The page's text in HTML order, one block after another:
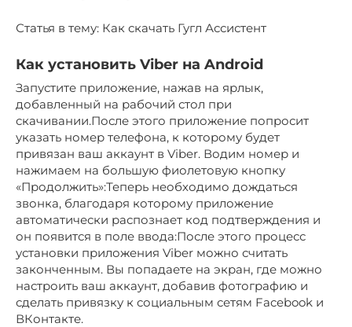
Статья в тему: Как скачать Гугл Ассистент
Как установить Viber на Android
Запустите приложение, нажав на ярлык,
добавленный на рабочий стол при
скачивании.После этого приложение попросит
указать номер телефона, к которому будет
привязан ваш аккаунт в Viber. Водим номер и
нажимаем на большую фиолетовую кнопку
«Продолжить»:Теперь необходимо дождаться
звонка, благодаря которому приложение
автоматически распознает код подтверждения и
он появится в поле ввода:После этого процесс
установки приложения Viber можно считать
законченным. Вы попадаете на экран, где можно
настроить ваш аккаунт, добавив фотографию и
сделать привязку к социальным сетям Facebook и
ВКонтакте.